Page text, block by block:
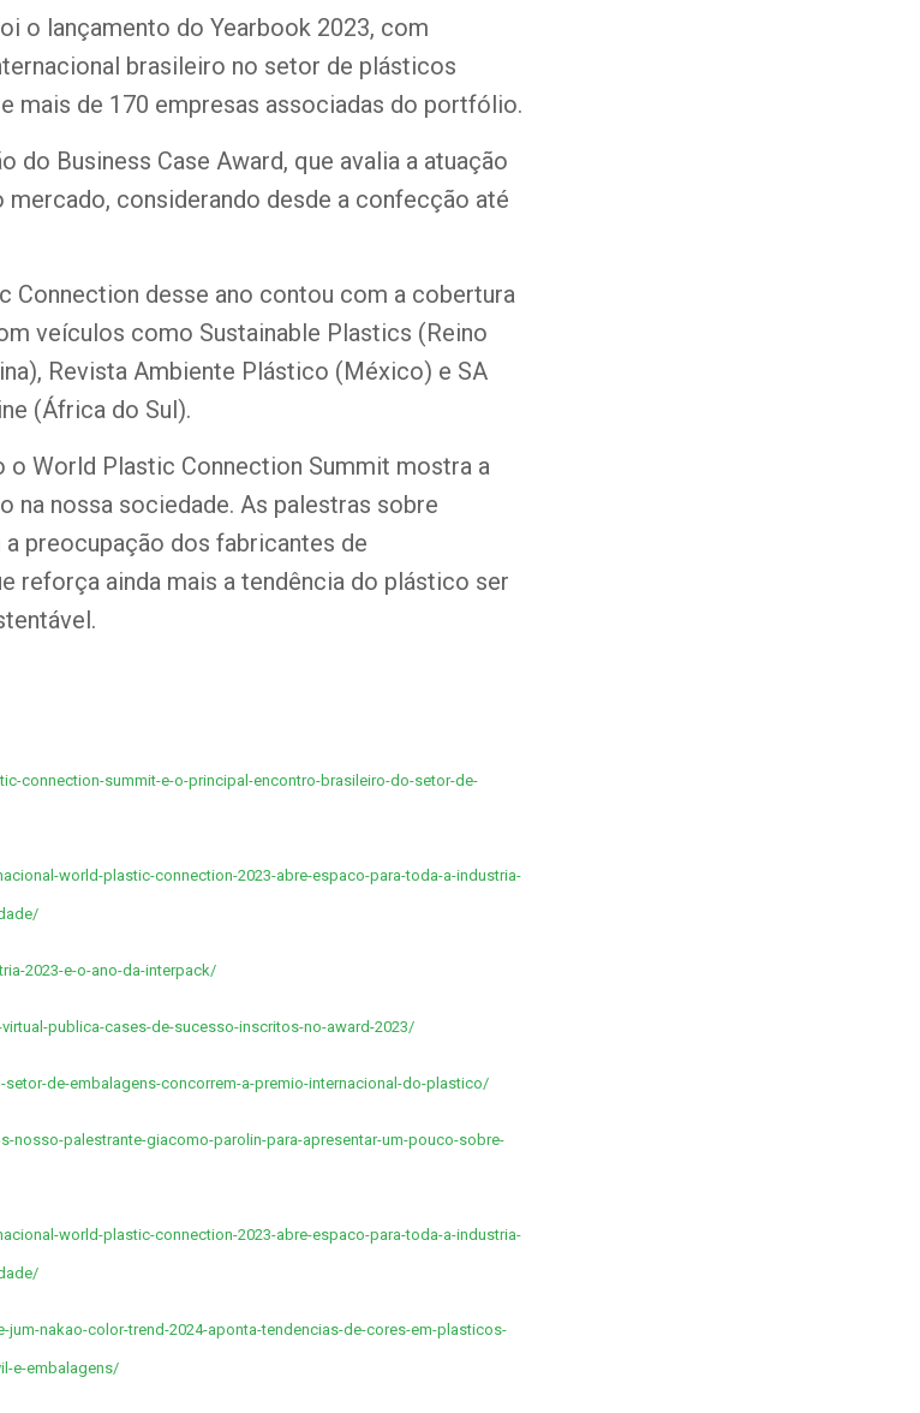
o lançamento do Yearbook 2023, com
brasileiro no setor de plásticos
mais de 170 empresas associadas do portfólio.
do Business Case Award, que avalia a atuação
considerando desde a confecção até
Connection desse ano contou com a cobertura
veículos como Sustainable Plastics (Reino
Revista Ambiente Plástico (México) e SA
(África do Sul).
World Plastic Connection Summit mostra a
na nossa sociedade. As palestras sobre
preocupação dos fabricantes de
reforça ainda mais a tendência do plástico ser
connection-summit-e-o-principal-encontro-brasileiro-do-setor-de-
world-plastic-connection-2023-abre-espaco-para-toda-a-industria-
2023-e-o-ano-da-interpack/
publica-cases-de-sucesso-inscritos-no-award-2023/
de-embalagens-concorrem-a-premio-internacional-do-plastico/
nosso-palestrante-giacomo-parolin-para-apresentar-um-pouco-sobre-
world-plastic-connection-2023-abre-espaco-para-toda-a-industria-
nakao-color-trend-2024-aponta-tendencias-de-cores-em-plasticos-
e-embalagens/